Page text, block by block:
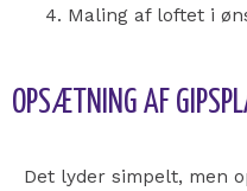
Maling af loftet i
OPSÆTNING AF
Det lyder simpelt, men